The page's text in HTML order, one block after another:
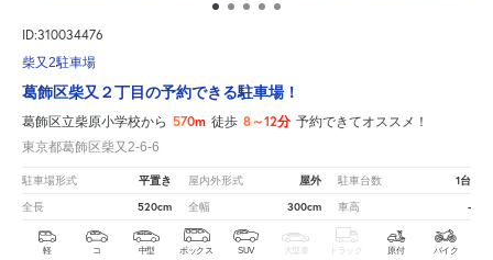
ID:310034476
柴又2駐車場
葛飾区柴又２丁目の予約できる駐車場！
葛飾区立柴原小学校から 570m 徒歩 8～12分 予約できてオススメ！
東京都葛飾区柴又2-6-6
駐車場形式 平置き 屋内外形式 屋外 駐車台数 1台
全長 520cm 全幅 300cm 車高 -
軽 コ 中型 ボックス SUV 大型車 トラック 原付 バイク